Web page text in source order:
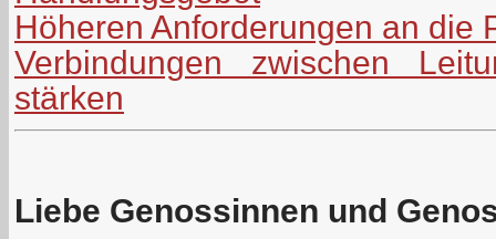
Höheren Anforderungen an die
Verbindungen zwischen
stärken
Liebe Genossinnen und